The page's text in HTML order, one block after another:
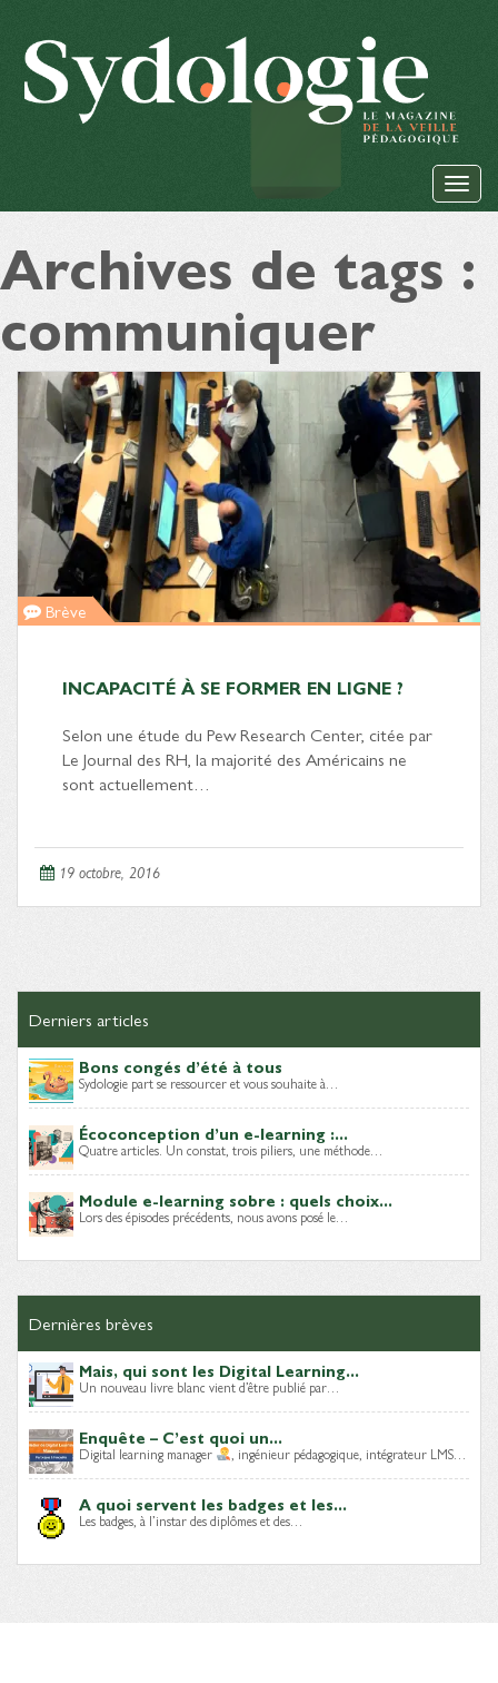
Archives de tags :
communiquer
Brève
INCAPACITÉ À SE FORMER EN LIGNE ?
Selon une étude du Pew Research Center, citée par
Le Journal des RH, la majorité des Américains ne
sont actuellement…
19 octobre, 2016
Derniers articles
Bons congés d’été à tous
Sydologie part se ressourcer et vous souhaite à…
Écoconception d’un e-learning :...
Quatre articles. Un constat, trois piliers, une méthode…
Module e-learning sobre : quels choix...
Lors des épisodes précédents, nous avons posé le…
Dernières brèves
Mais, qui sont les Digital Learning...
Un nouveau livre blanc vient d’être publié par…
Enquête – C’est quoi un...
Digital learning manager , ingénieur pédagogique, intégrateur LMS…
A quoi servent les badges et les...
Les badges, à l’instar des diplômes et des…